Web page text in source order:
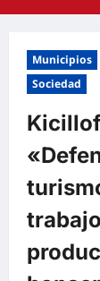
Municipios
Sociedad